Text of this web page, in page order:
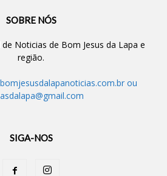
SOBRE NÓS
Noticias de Bom Jesus da Lapa e
região.
ou
SIGA-NOS